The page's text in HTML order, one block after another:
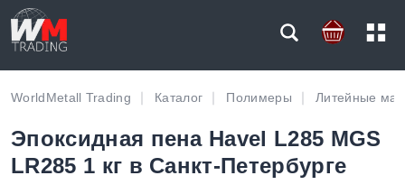
WorldMetall Trading Каталог Полимеры Литейные
Эпоксидная пена Havel L285 MGS
LR285 1 кг в Санкт-Петербурге